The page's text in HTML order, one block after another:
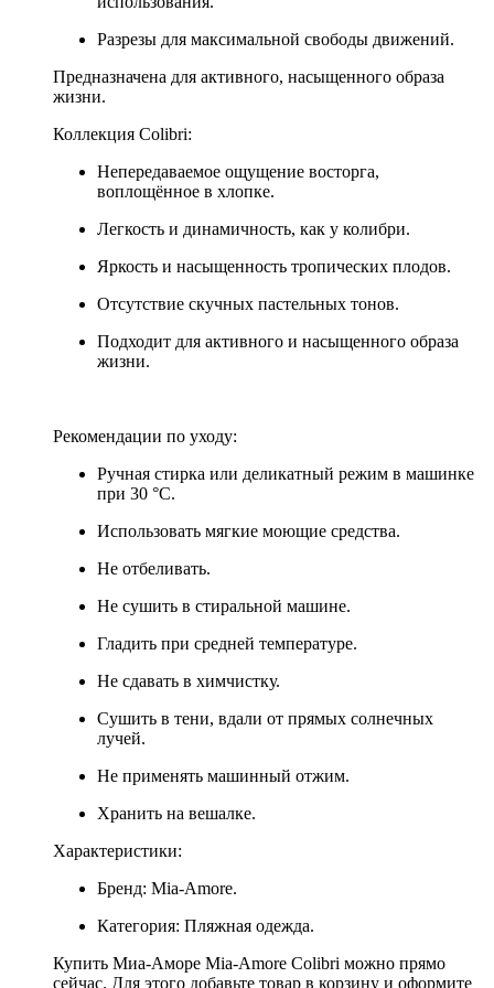
Разрезы для максимальной свободы движений.
Предназначена для активного, насыщенного образа
жизни.
Коллекция Colibri:
Непередаваемое ощущение восторга,
воплощённое в хлопке.
Легкость и динамичность, как у колибри.
Яркость и насыщенность тропических плодов.
Отсутствие скучных пастельных тонов.
Подходит для активного и насыщенного образа
жизни.
Рекомендации по уходу:
Ручная стирка или деликатный режим в машинке
при 30 °C.
Использовать мягкие моющие средства.
Не отбеливать.
Не сушить в стиральной машине.
Гладить при средней температуре.
Не сдавать в химчистку.
Сушить в тени, вдали от прямых солнечных
лучей.
Не применять машинный отжим.
Хранить на вешалке.
Характеристики:
Бренд: Mia-Amore.
Категория: Пляжная одежда.
Купить Миа-Аморе Mia-Amore Colibri можно прямо
сейчас. Для этого добавьте товар в корзину и оформите